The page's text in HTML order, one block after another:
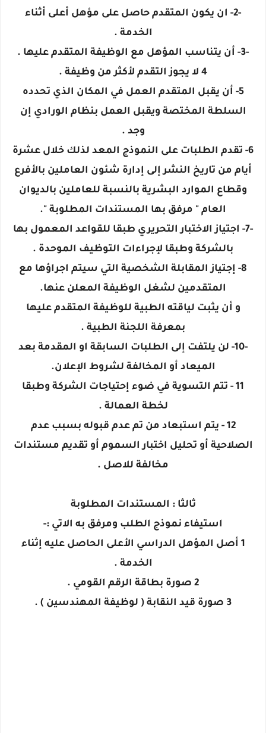
-2- ان يكون المتقدم حاصل على مؤهل أعلى أثناء
الخدمة .
-3- أن يتناسب المؤهل مع الوظيفة المتقدم عليها .
4 لا يجوز التقدم لأكثر من وظيفة .
5- أن يقبل المتقدم العمل في المكان الذي تحدده
السلطة المختصة ويقبل العمل بنظام الورادي إن
وجد .
6- تقدم الطلبات على النموذج المعد لذلك خلال عشرة
أيام من تاريخ النشر إلى إدارة شئون العاملين بالأفرع
وقطاع الموارد البشرية بالنسبة للعاملين بالديوان
العام " مرفق بها المستندات المطلوبة ".
-7- اجتياز الاختبار التحريري طبقا للقواعد المعمول بها
بالشركة وطبقا لإجراءات التوظيف الموحدة .
8- إجتياز المقابلة الشخصية التي سيتم اجراؤها مع
المتقدمين لشغل الوظيفة المعلن عنها.
و أن يثبت لياقته الطبية للوظيفة المتقدم عليها
بمعرفة اللجنة الطبية .
-10- لن يلتفت إلى الطلبات السابقة او المقدمة بعد
الميعاد أو المخالفة لشروط الإعلان.
11 - تتم التسوية في ضوء إحتياجات الشركة وطبقا
لخطة العمالة .
12 - يتم استبعاد من تم عدم قبوله بسبب عدم
الصلاحية أو تحليل اختبار السموم أو تقديم مستندات
مخالفة للاصل .
ثالثا : المستندات المطلوبة
استيفاء نموذج الطلب ومرفق به الاتي :-
1 أصل المؤهل الدراسي الأعلى الحاصل عليه إثناء
الخدمة .
2 صورة بطاقة الرقم القومي .
3 صورة قيد النقابة ( لوظيفة المهندسين ) .